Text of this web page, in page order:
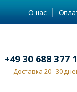
О нас
+49 30 688 377
Доставка 20 - 30